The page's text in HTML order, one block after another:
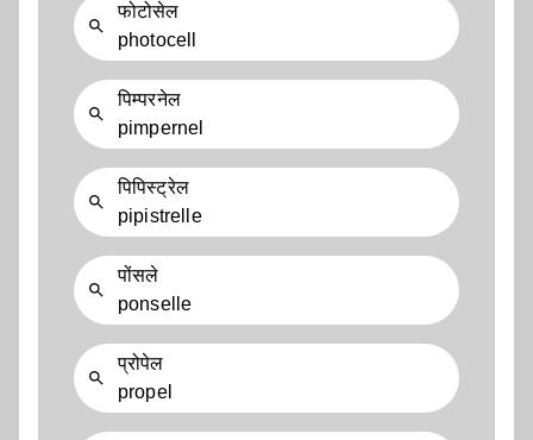
फोटोसेल
photocell
पिम्परनेल
pimpernel
पिपिस्ट्रेल
pipistrelle
पोंसले
ponselle
प्रोपेल
propel